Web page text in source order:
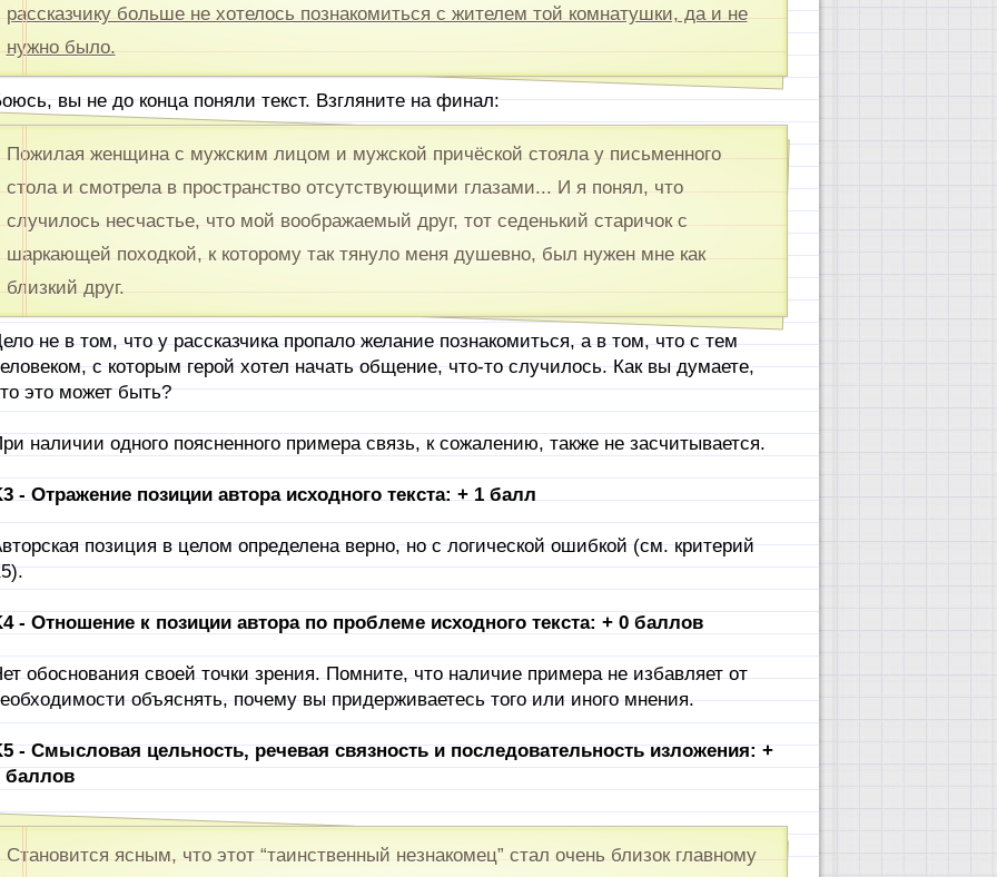
рассказчику больше не хотелось познакомиться с жителем той комнатушки, да и не
нужно было.
вы не до конца поняли текст. Взгляните на финал:
Пожилая женщина с мужским лицом и мужской причёской стояла у письменного
стола и смотрела в пространство отсутствующими глазами... И я понял, что
случилось несчастье, что мой воображаемый друг, тот седенький старичок с
шаркающей походкой, к которому так тянуло меня душевно, был нужен мне как
близкий друг.
не в том, что у рассказчика пропало желание познакомиться, а в том, что с тем
с которым герой хотел начать общение, что-то случилось. Как вы думаете,
это может быть?
наличии одного поясненного примера связь, к сожалению, также не засчитывается.
- Отражение позиции автора исходного текста: + 1 балл
позиция в целом определена верно, но с логической ошибкой (см. критерий
- Отношение к позиции автора по проблеме исходного текста: + 0 баллов
обоснования своей точки зрения. Помните, что наличие примера не избавляет от
объяснять, почему вы придерживаетесь того или иного мнения.
- Смысловая цельность, речевая связность и последовательность изложения: +
баллов
Становится ясным, что этот “таинственный незнакомец” стал очень близок главному